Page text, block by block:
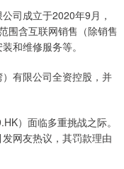
司成立于2020年9月，
围含互联网销售（除销售
和维修服务等。
有限公司全资控股，并
）面临多重挑战之际。
网友热议，其罚款理由